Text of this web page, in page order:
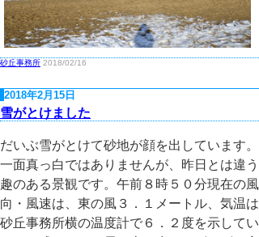
砂丘事務所 2018/02/16
2018年2月15日
雪がとけました
だいぶ雪がとけて砂地が顔を出しています。
一面真っ白ではありませんが、昨日とは違う
趣のある景観です。午前８時５０分現在の風
向・風速は、東の風３．１メートル、気温は
砂丘事務所横の温度計で６．２度を示してい